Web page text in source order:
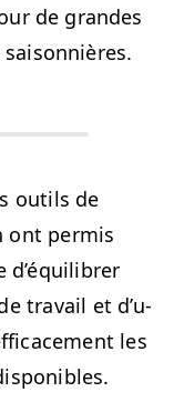
de grandes
out­ils de
ont per­mis
d’équili­br­er
tra­vail et d’u­
les